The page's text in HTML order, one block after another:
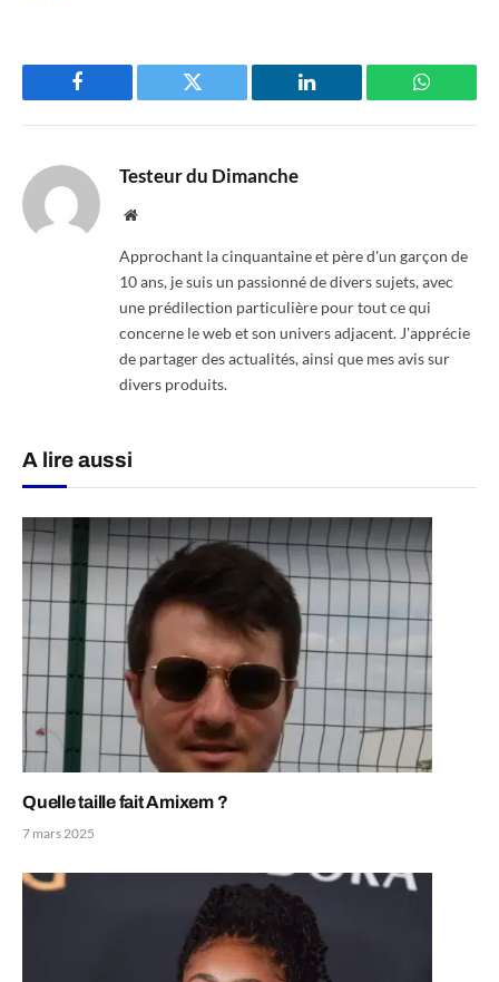
Facebook Twitter LinkedIn
Testeur du Dimanche
Website
Approchant la cinquantaine et père d'un garçon de
10 ans, je suis un passionné de divers sujets, avec
une prédilection particulière pour tout ce qui
concerne le web et son univers adjacent. J'apprécie
de partager des actualités, ainsi que mes avis sur
divers produits.
A lire aussi
Quelle taille fait Amixem ?
7 mars 2025